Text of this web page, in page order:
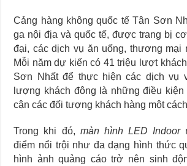
Cảng hàng không quốc tế Tân Sơn
ga nội địa và quốc tế, được trang bị
đại, các dịch vụ ăn uống, thương mại
Mỗi năm dự kiến có 41 triệu lượt
Sơn Nhất để thực hiện các dịch vụ
lượng khách đông là những điều
cận các đối tượng khách hàng một
Trong khi đó, màn hình LED Indoor
điểm nổi trội như đa dạng hình thức
hình ảnh quảng cáo trở nên sinh